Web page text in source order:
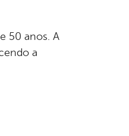
50 anos. A
a